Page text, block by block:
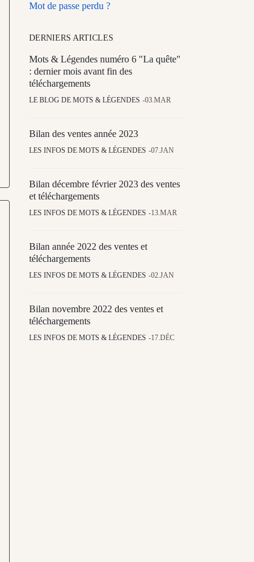
Mot de passe perdu ?
DERNIERS ARTICLES
Mots & Légendes numéro 6 "La quête"
: dernier mois avant fin des
téléchargements
LE BLOG DE MOTS & LÉGENDES 03.MAR
Bilan des ventes année 2023
LES INFOS DE MOTS & LÉGENDES 07.JAN
Bilan décembre février 2023 des ventes
et téléchargements
LES INFOS DE MOTS & LÉGENDES 13.MAR
Bilan année 2022 des ventes et
téléchargements
LES INFOS DE MOTS & LÉGENDES 02.JAN
Bilan novembre 2022 des ventes et
téléchargements
LES INFOS DE MOTS & LÉGENDES 17.DÉC